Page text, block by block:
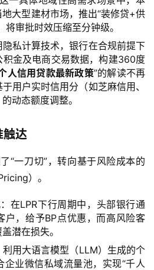
大型建材市场，推出“装修贷+供
将审批时效压缩至分钟级。
隐私计算技术，银行在合规前提下
积金及电商交易数据，构建360度
人信用贷款最新政策”的解读不再
用户实时信用分（如芝麻信用、
动态额度调整。
触达
“一刀切”，转向基于风险成本的
）。
：在LPR下行周期中，头部银行通
户，给予BP点优惠，而高风险客
潜在损失。
利用大语言模型（LLM）生成的个
企业微信私域流量池，实现“千人